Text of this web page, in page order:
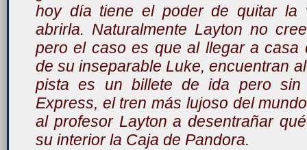
hoy día tiene el poder de quitar la
abrirla. Naturalmente Layton no
pero el caso es que al llegar a casa
de su inseparable Luke, encuentran
pista es un billete de ida pero sin
Express, el tren más lujoso del
al profesor Layton a desentrañar
su interior la Caja de Pandora.